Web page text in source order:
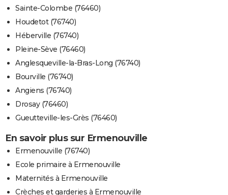
Sainte-Colombe (76460)
Houdetot (76740)
Héberville (76740)
Pleine-Sève (76460)
Anglesqueville-la-Bras-Long (76740)
Bourville (76740)
Angiens (76740)
Drosay (76460)
Gueutteville-les-Grès (76460)
En savoir plus sur Ermenouville
Ermenouville (76740)
Ecole primaire à Ermenouville
Maternités à Ermenouville
Crèches et garderies à Ermenouville